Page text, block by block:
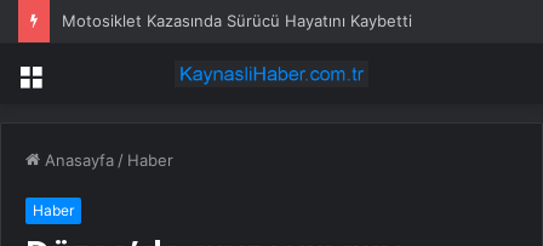
Motosiklet Kazasında Sürücü Hayatını Kaybetti
Menü
Anasayfa / Haber
Haber